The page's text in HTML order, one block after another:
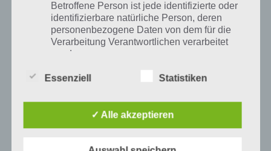
Weitere Lösungen rund um Wort Guru
Alle weiteren Level und die entsprechenden Lösungen findest du in
großen Wort Guru Komplettlösung Übersicht
Auf WhatsApp teilen Teilen auf Facebook
Betroffene Person ist jede identifizierte oder
identifizierbare natürliche Person, deren
personenbezogene Daten von dem für die
Verarbeitung Verantwortlichen verarbeitet
werden.
Verarbeitung ist jeder mit oder ohne Hilfe
Vorgang oder jede solche Vorgangsreihe im
Essenziell Statistiken
✓ Alle akzeptieren